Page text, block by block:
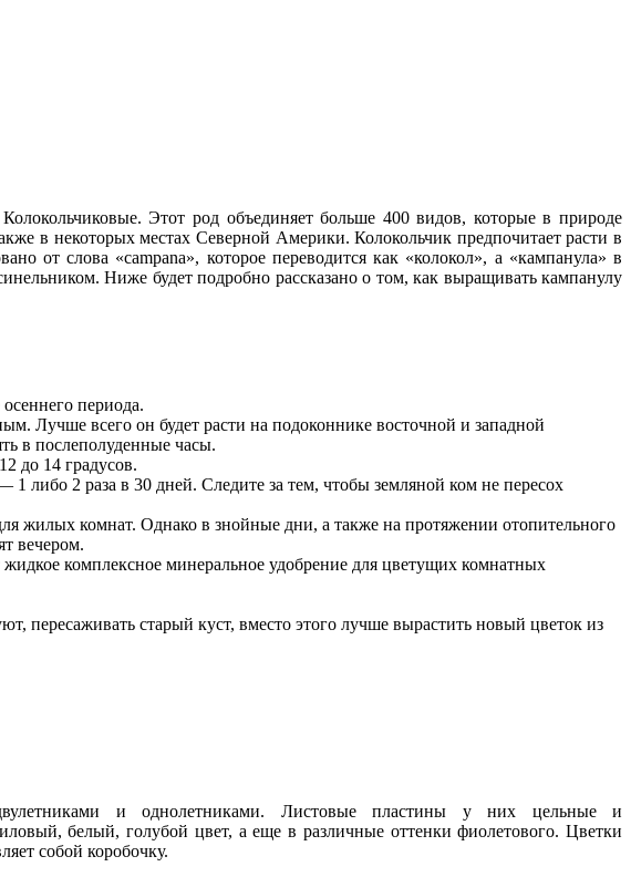
Этот род объединяет больше 400 видов, которые в природе
в некоторых местах Северной Америки. Колокольчик предпочитает расти в
от слова «campana», которое переводится как «колокол», а «кампанула» в
Ниже будет подробно рассказано о том, как выращивать кампанулу
периода.
Лучше всего он будет расти на подоконнике восточной и западной
в послеполуденные часы.
до 14 градусов.
либо 2 раза в 30 дней. Следите за тем, чтобы земляной ком не пересох
жилых комнат. Однако в знойные дни, а также на протяжении отопительного
вечером.
комплексное минеральное удобрение для цветущих комнатных
пересаживать старый куст, вместо этого лучше вырастить новый цветок из
и однолетниками. Листовые пластины у них цельные и
белый, голубой цвет, а еще в различные оттенки фиолетового. Цветки
собой коробочку.